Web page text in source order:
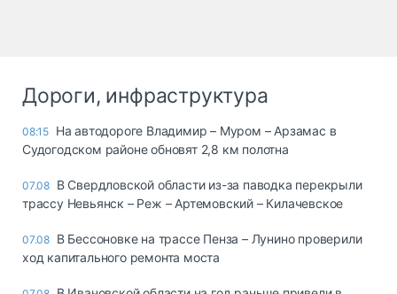
Дороги, инфраструктура
08:15 На автодороге Владимир – Муром – Арзамас в
Судогодском районе обновят 2,8 км полотна
07.08 В Свердловской области из-за паводка перекрыли
трассу Невьянск – Реж – Артемовский – Килачевское
07.08 В Бессоновке на трассе Пенза – Лунино проверили
ход капитального ремонта моста